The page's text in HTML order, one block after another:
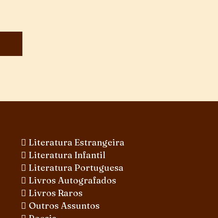
Literatura Estrangeira
Literatura Infantil
Literatura Portuguesa
Livros Autografados
Livros Raros
Outros Assuntos